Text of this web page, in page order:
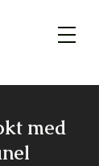
med